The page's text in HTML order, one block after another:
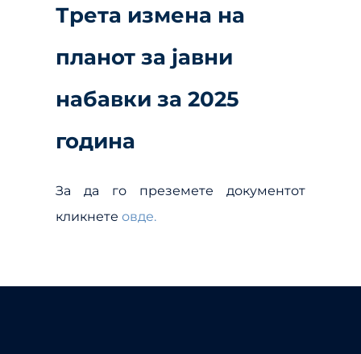
Трета измена на
планот за јавни
набавки за 2025
година
За да го преземете документот
кликнете овде.